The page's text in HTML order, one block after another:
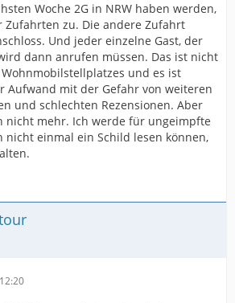
Woche 2G in NRW haben werden,
zu. Die andere Zufahrt
Und jeder einzelne Gast, der
dann anrufen müssen. Das ist nicht
und es ist
Aufwand mit der Gefahr von weiteren
und schlechten Rezensionen. Aber
nicht mehr. Ich werde für ungeimpfte
nicht einmal ein Schild lesen können,